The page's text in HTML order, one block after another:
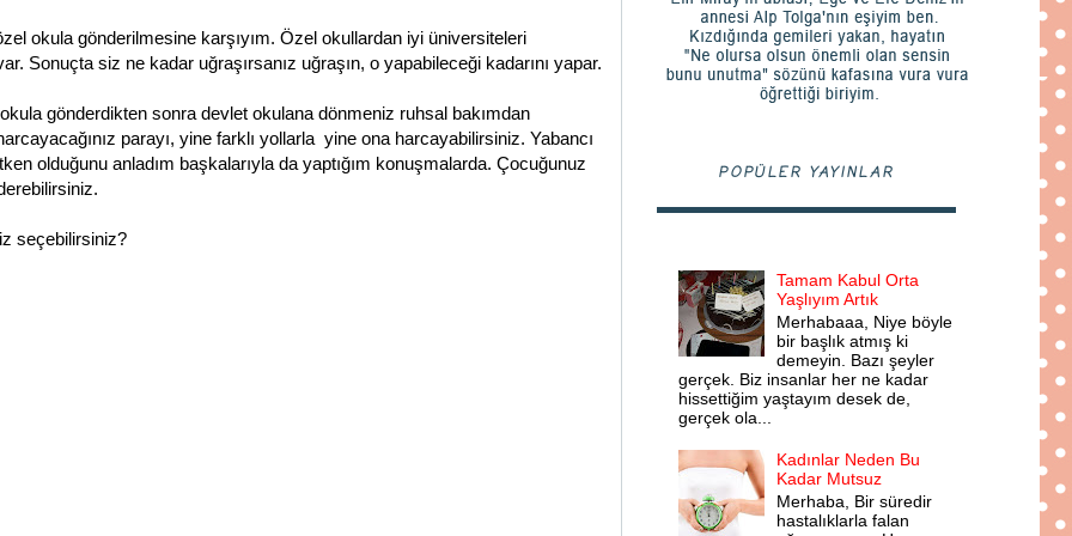
okula gönderilmesine karşıyım. Özel okullardan iyi üniversiteleri
Sonuçta siz ne kadar uğraşırsanız uğraşın, o yapabileceği kadarını yapar.
gönderdikten sonra devlet okulana dönmeniz ruhsal bakımdan
parayı, yine farklı yollarla yine ona harcayabilirsiniz. Yabancı
olduğunu anladım başkalarıyla da yaptığım konuşmalarda. Çocuğunuz
seçebilirsiniz?
POPÜLER YAYINLAR
Tamam Kabul Orta
Yaşlıyım Artık
Merhabaaa, Niye böyle
bir başlık atmış ki
demeyin. Bazı şeyler
gerçek. Biz insanlar her ne kadar
hissettiğim yaştayım desek de,
gerçek ola...
Kadınlar Neden Bu
Kadar Mutsuz
Merhaba, Bir süredir
hastalıklarla falan